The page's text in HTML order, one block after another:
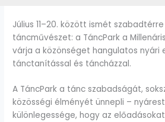
Július 11–20. között ismét
táncművészet: a TáncPark a
várja a közönséget hangulatos nyári
tánctanítással és táncházzal.
A TáncPark a tánc szabadságát,
közösségi élményét ünnepli –
különlegessége, hogy az